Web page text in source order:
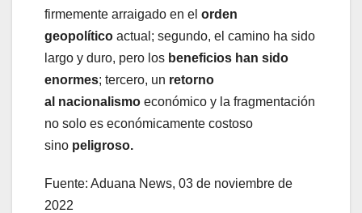
firmemente arraigado en el orden
geopolítico actual; segundo, el camino ha sido
largo y duro, pero los beneficios han sido
enormes; tercero, un retorno
al nacionalismo económico y la fragmentación
no solo es económicamente costoso
sino peligroso.
Fuente: Aduana News, 03 de noviembre de
2022